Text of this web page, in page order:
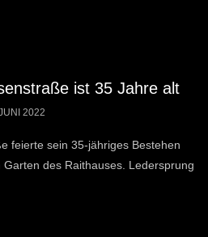
ist 35 Jahre alt
2022
feierte sein 35-jähriges Bestehen
des Raithauses. Ledersprung